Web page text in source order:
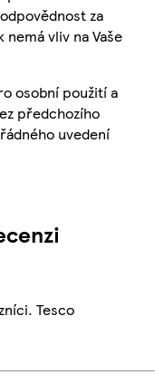
za
vliv na Vaše
osobní použití a
předchozího
uvedení
Tesco